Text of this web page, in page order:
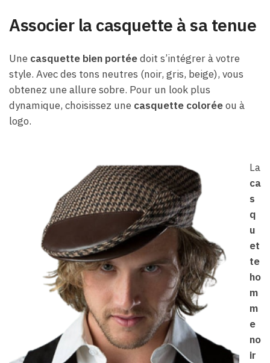
Associer la casquette à sa tenue
Une casquette bien portéedoit s’intégrer à votre
style. Avec des tons neutres (noir, gris, beige), vous
obtenez une allure sobre. Pour un look plus
dynamique, choisissez une casquette coloréeou à
logo.
La
ca
s
q
u
et
te
ho
m
m
e
no
ir